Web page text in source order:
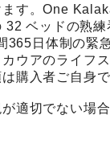
す。One
32 ベッドの熟
365日体制の緊
ウアのライフ
購入者ご自身
適切でない場合